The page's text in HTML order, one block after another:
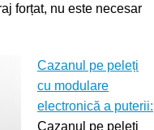
forțat, nu este necesar
Cazanul pe peleți
cu modulare
electronică a puterii:
Cazanul pe peleți